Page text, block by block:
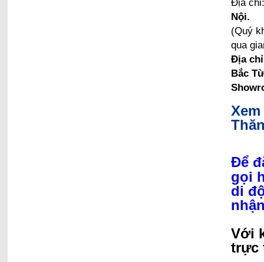
Địa
Nội.
(Quý
qua
Địa
Bắc
Để
gọi
di
Với
trực